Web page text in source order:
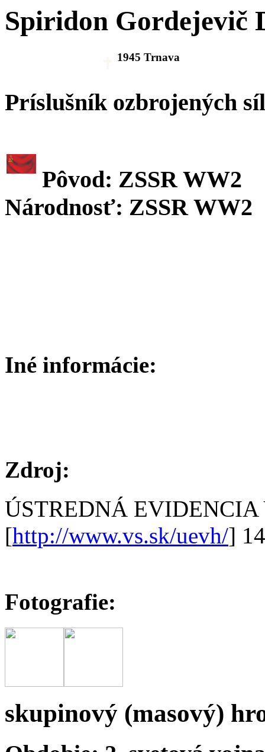
Spiridon Gordejevič
1945 Trnava
Príslušník ozbrojených síl
Pôvod: ZSSR WW2
Národnosť: ZSSR WW2
Iné informácie:
Zdroj:
ÚSTREDNÁ
[http://www.vs.sk/uevh/]
Fotografie:
skupinový (masový)